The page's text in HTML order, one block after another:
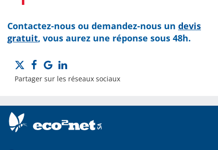
Contactez-nous ou demandez-nous un devis
gratuit, vous aurez une réponse sous 48h.
Partager sur les réseaux sociaux